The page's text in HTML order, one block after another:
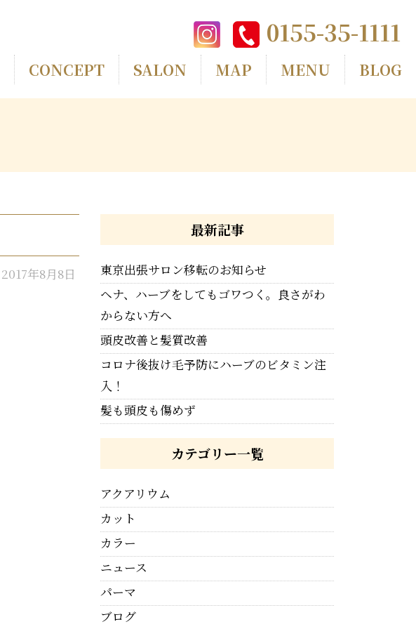
0155-35-1111
CONCEPT SALON MAP MENU BLOG
2017年8月8日
最新記事
東京出張サロン移転のお知らせ
ヘナ、ハーブをしてもゴワつく。良さがわ
からない方へ
頭皮改善と髪質改善
コロナ後抜け毛予防にハーブのビタミン注
入！
髪も頭皮も傷めず
カテゴリー一覧
アクアリウム
カット
カラー
ニュース
パーマ
ブログ